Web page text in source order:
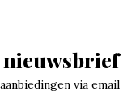
nieuwsbrief
via email